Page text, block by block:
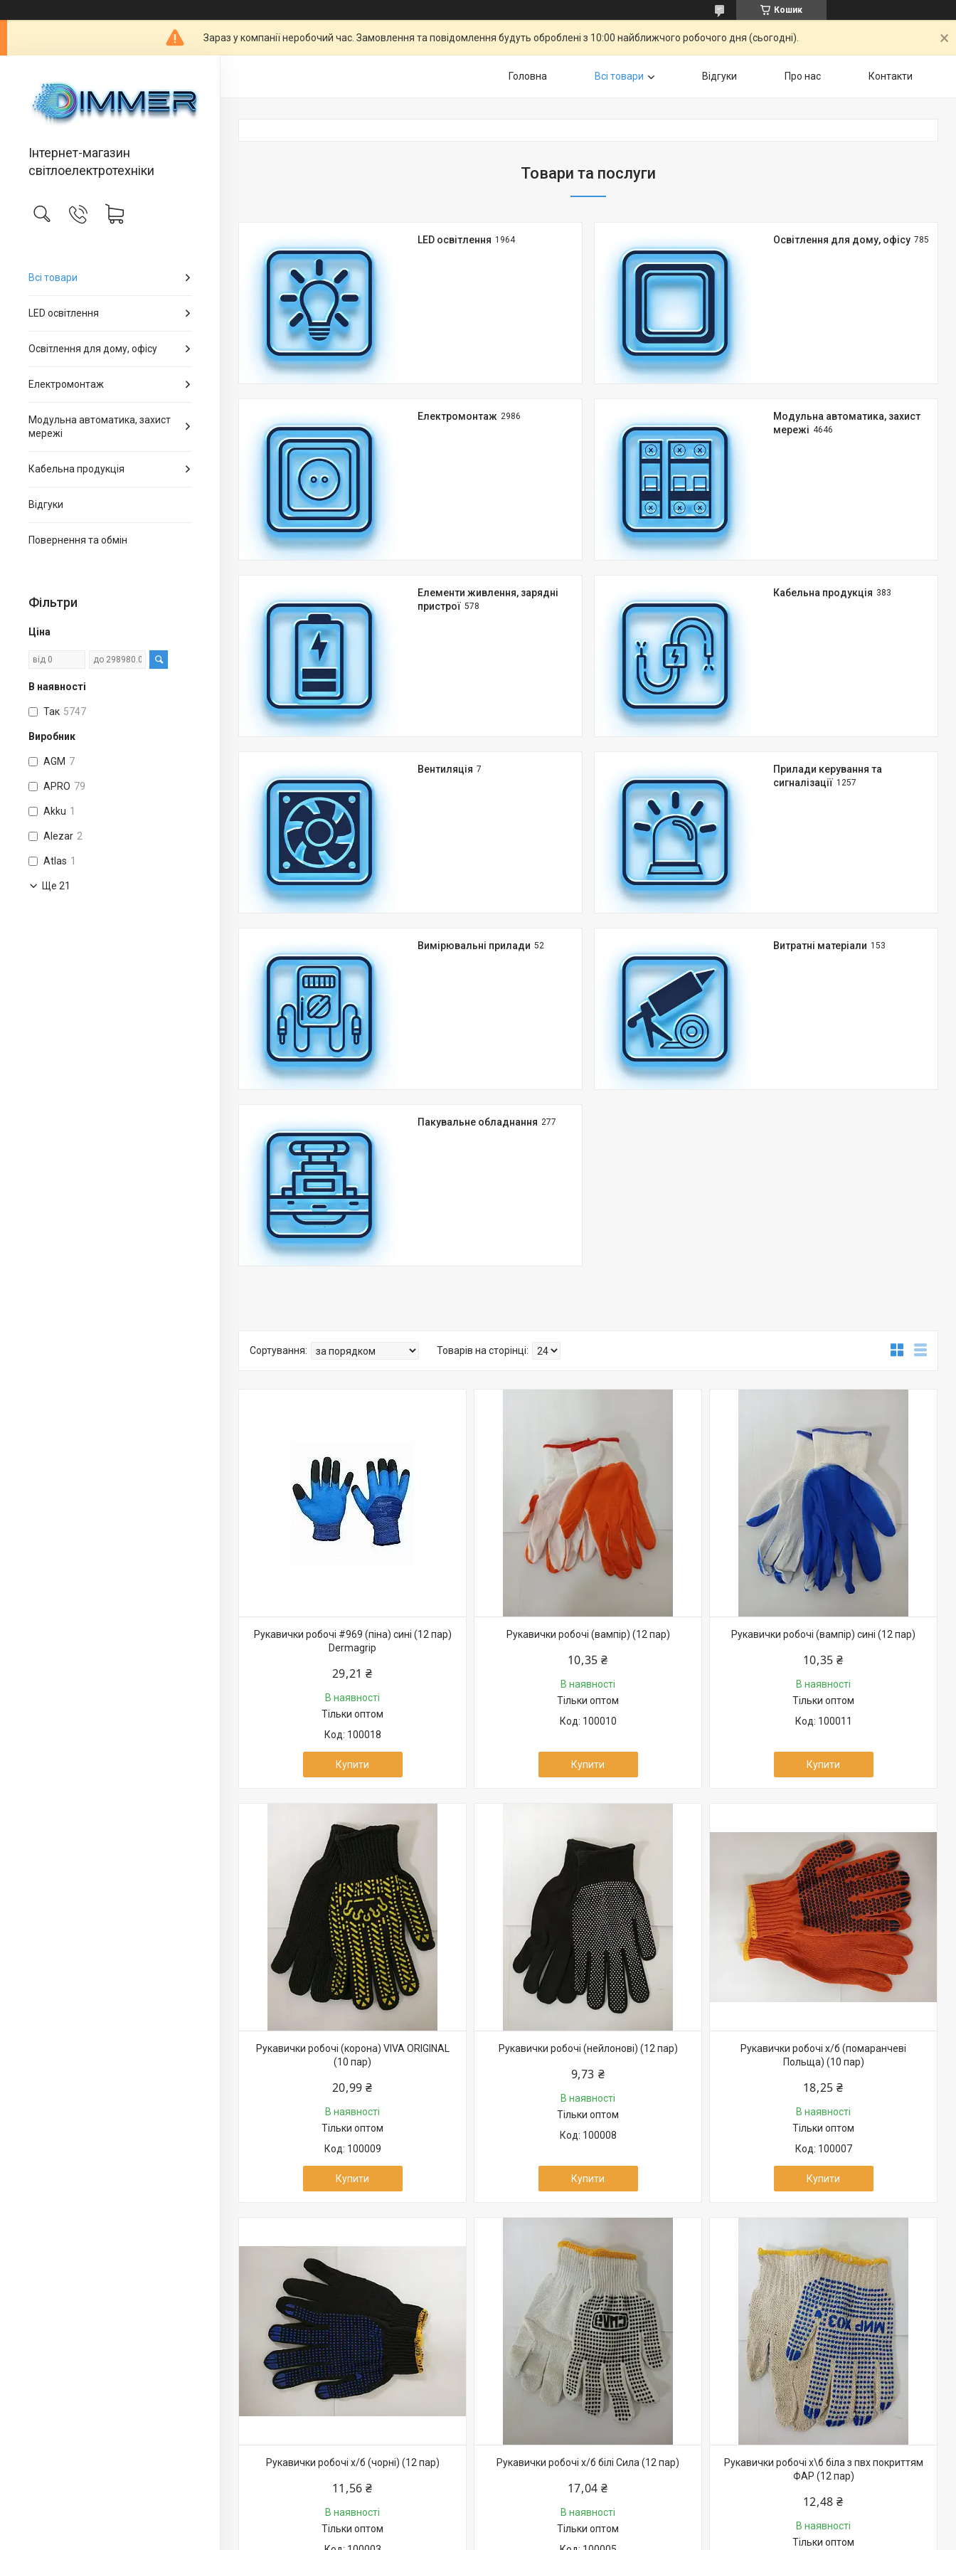
Кошик
Зараз у компанії неробочий час. Замовлення та повідомлення будуть оброблені з 10:00 найближчого робочого дня (сьогодні).
Інтернет-магазин
світлоелектротехніки
Всі товари
LED освітлення
Освітлення для дому, офісу
Електромонтаж
Модульна автоматика, захист
мережі
Кабельна продукція
Відгуки
Повернення та обмін
Фільтри
Ціна
В наявності
Так 5747
Виробник
AGM 7
APRO 79
Akku 1
Alezar 2
Atlas 1
Ще 21
Головна Всі товари Відгуки Про нас Контакти
Товари та послуги
LED освітлення 1964 Освітлення для дому, офісу 785
Електромонтаж 2986
Модульна автоматика, захист
мережі 4646
Елементи живлення, зарядні
пристрої 578
Кабельна продукція 383
Вентиляція 7
Прилади керування та
сигналізації 1257
Вимірювальні прилади 52 Витратні матеріали 153
Пакувальне обладнання 277
Рукавички робочі #969 (піна) сині (12 пар)
Dermagrip
29,21 ₴
В наявності
Тільки оптом
100018
Купити
Рукавички робочі (вампір) (12 пар)
10,35 ₴
В наявності
Тільки оптом
100010
Купити
Рукавички робочі (вампір) сині (12 пар)
10,35 ₴
В наявності
Тільки оптом
100011
Купити
Рукавички робочі (корона) VIVA ORIGINAL
(10 пар)
20,99 ₴
В наявності
Тільки оптом
100009
Купити
Рукавички робочі (нейлонові) (12 пар)
9,73 ₴
В наявності
Тільки оптом
100008
Купити
Рукавички робочі х/б (помаранчеві
Польща) (10 пар)
18,25 ₴
В наявності
Тільки оптом
100007
Купити
Рукавички робочі х/б (чорні) (12 пар)
11,56 ₴
В наявності
Тільки оптом
Рукавички робочі х/б білі Сила (12 пар)
17,04 ₴
В наявності
Тільки оптом
Рукавички робочі х\б біла з пвх покриттям
ФАР (12 пар)
12,48 ₴
В наявності
Тільки оптом